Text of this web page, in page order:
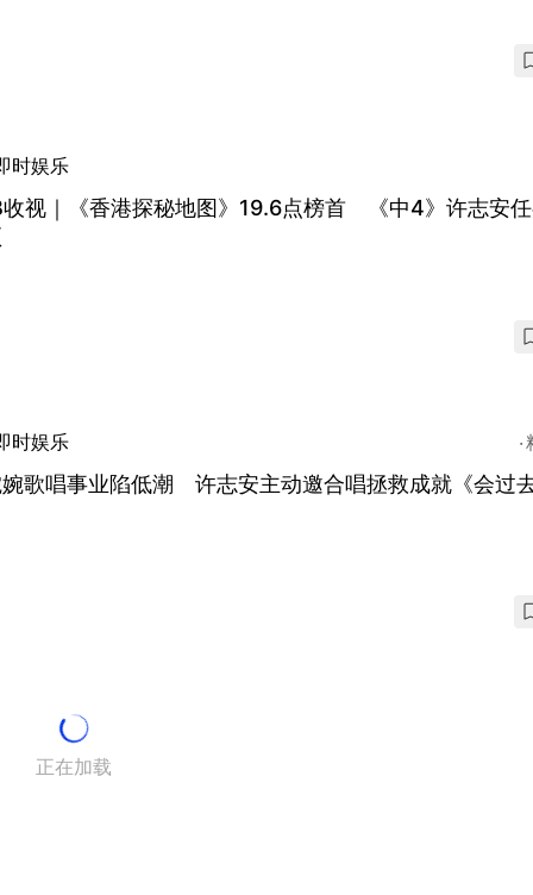
时娱乐
视｜《香港探秘地图》19.6点榜首 《中4》许志安
时娱乐
歌唱事业陷低潮 许志安主动邀合唱拯救成就《会过去
正在加载